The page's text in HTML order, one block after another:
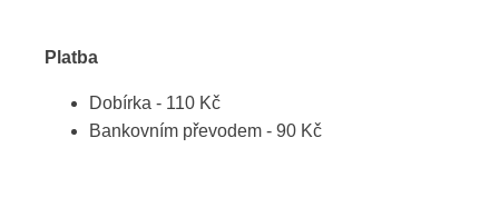
Platba
Dobírka - 110 Kč
Bankovním převodem - 90 Kč